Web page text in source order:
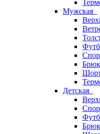
Мужская
Детская